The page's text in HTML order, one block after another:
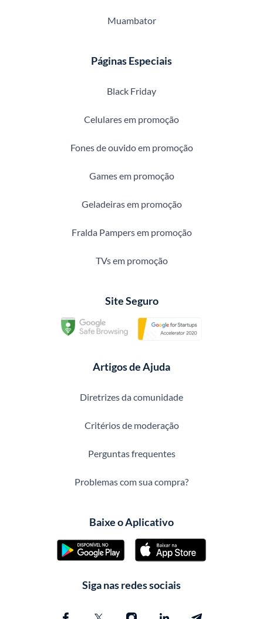
Muambator
Páginas Especiais
Black Friday
Celulares em promoção
Fones de ouvido em promoção
Games em promoção
Geladeiras em promoção
Fralda Pampers em promoção
TVs em promoção
Site Seguro
Artigos de Ajuda
Diretrizes da comunidade
Critérios de moderação
Perguntas frequentes
Problemas com sua compra?
Baixe o Aplicativo
Siga nas redes sociais